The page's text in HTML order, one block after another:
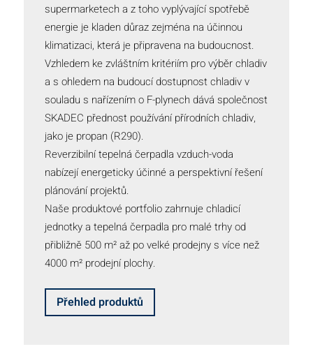
supermarketech a z toho vyplývající spotřebě
energie je kladen důraz zejména na účinnou
klimatizaci, která je připravena na budoucnost.
Vzhledem ke zvláštním kritériím pro výběr chladiv
a s ohledem na budoucí dostupnost chladiv v
souladu s nařízením o F-plynech dává společnost
SKADEC přednost používání přírodních chladiv,
jako je propan (R290).
Reverzibilní tepelná čerpadla vzduch-voda
nabízejí energeticky účinné a perspektivní řešení
plánování projektů.
Naše produktové portfolio zahrnuje chladicí
jednotky a tepelná čerpadla pro malé trhy od
přibližně 500 m² až po velké prodejny s více než
4000 m² prodejní plochy.
Přehled produktů